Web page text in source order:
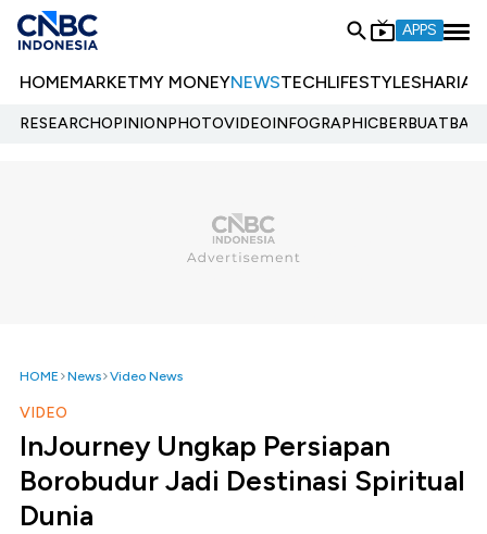
APPS
HOMEMARKETMY MONEYNEWSTECHLIFESTYLESHARIA
RESEARCHOPINIONPHOTOVIDEOINFOGRAPHIC
HOME News Video News
VIDEO
InJourney Ungkap Persiapan
Borobudur Jadi Destinasi Spiritual
Dunia